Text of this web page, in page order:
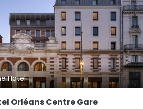
Hotel
Orléans Centre Gare